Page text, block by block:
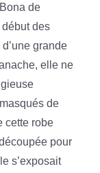
de
des
grande
elle ne
de
cette robe
pour
s’exposait